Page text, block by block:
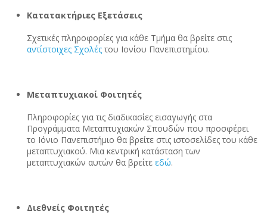
Κατατακτήριες Εξετάσεις
Σχετικές πληροφορίες για κάθε Τμήμα θα βρείτε στις
αντίστοιχες Σχολές του Ιονίου Πανεπιστημίου.
Μεταπτυχιακοί Φοιτητές
Πληροφορίες για τις διαδικασίες εισαγωγής στα
Προγράμματα Μεταπτυχιακών Σπουδών που προσφέρει
το Ιόνιο Πανεπιστήμιο θα βρείτε στις ιστοσελίδες του κάθε
μεταπτυχιακού. Μια κεντρική κατάσταση των
μεταπτυχιακών αυτών θα βρείτε εδώ.
Διεθνείς Φοιτητές